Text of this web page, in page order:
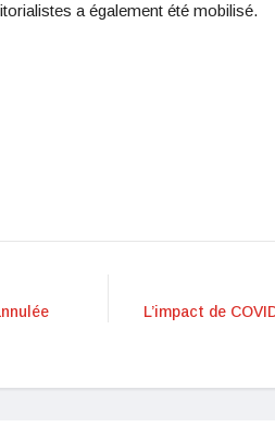
a également été mobilisé.
L’impact de